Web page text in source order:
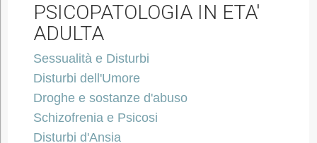
PSICOPATOLOGIA IN ETA'
ADULTA
Sessualità e Disturbi
Disturbi dell'Umore
Droghe e sostanze d'abuso
Schizofrenia e Psicosi
Disturbi d'Ansia